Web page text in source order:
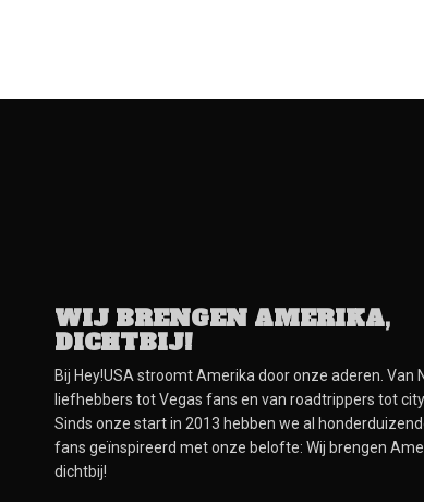
WIJ BRENGEN AMERIKA,
DICHTBIJ!
Bij Hey!USA stroomt Amerika door onze aderen. Van
liefhebbers tot Vegas fans en van roadtrippers tot
Sinds onze start in 2013 hebben we al
fans geïnspireerd met onze belofte: Wij brengen
dichtbij!